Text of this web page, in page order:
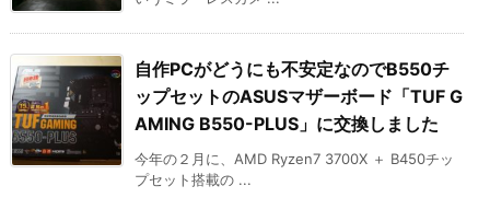
自作PCがどうにも不安定なのでB550チ
ップセットのASUSマザーボード「TUF G
AMING B550-PLUS」に交換しました
今年の２月に、AMD Ryzen7 3700X ＋ B450チッ
プセット搭載の ...